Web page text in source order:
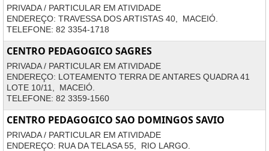
PRIVADA / PARTICULAR EM ATIVIDADE
ENDEREÇO: TRAVESSA DOS ARTISTAS 40, MACEIÓ.
TELEFONE: 82 3354-1718
CENTRO PEDAGOGICO SAGRES
PRIVADA / PARTICULAR EM ATIVIDADE
ENDEREÇO: LOTEAMENTO TERRA DE ANTARES QUADRA 41
LOTE 10/11, MACEIÓ.
TELEFONE: 82 3359-1560
CENTRO PEDAGOGICO SAO DOMINGOS SAVIO
PRIVADA / PARTICULAR EM ATIVIDADE
ENDEREÇO: RUA DA TELASA 55, RIO LARGO.